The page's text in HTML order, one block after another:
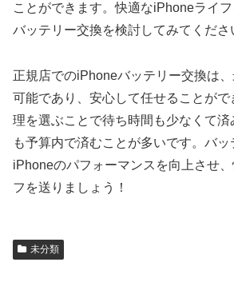
ことができます。快適なiPhoneライフ
バッテリー交換を検討してみてくださ
正規店でのiPhoneバッテリー交換は
可能であり、安心して任せることが
理を選ぶことで待ち時間も少なくて済
も予算内で済むことが多いです。バ
iPhoneのパフォーマンスを向上させ
フを送りましょう！
未分類